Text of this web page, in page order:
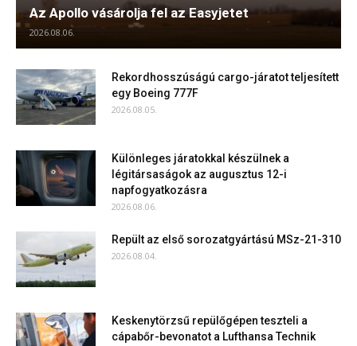
Az Apollo vásárolja fel az Easyjetet
2026.08.06.
Rekordhosszúságú cargo-járatot teljesített
egy Boeing 777F
2026.08.05.
Különleges járatokkal készülnek a
légitársaságok az augusztus 12-i
napfogyatkozásra
2026.08.06.
Repült az első sorozatgyártású MSz-21-310
2026.08.04.
Keskenytörzsű repülőgépen teszteli a
cápabőr-bevonatot a Lufthansa Technik